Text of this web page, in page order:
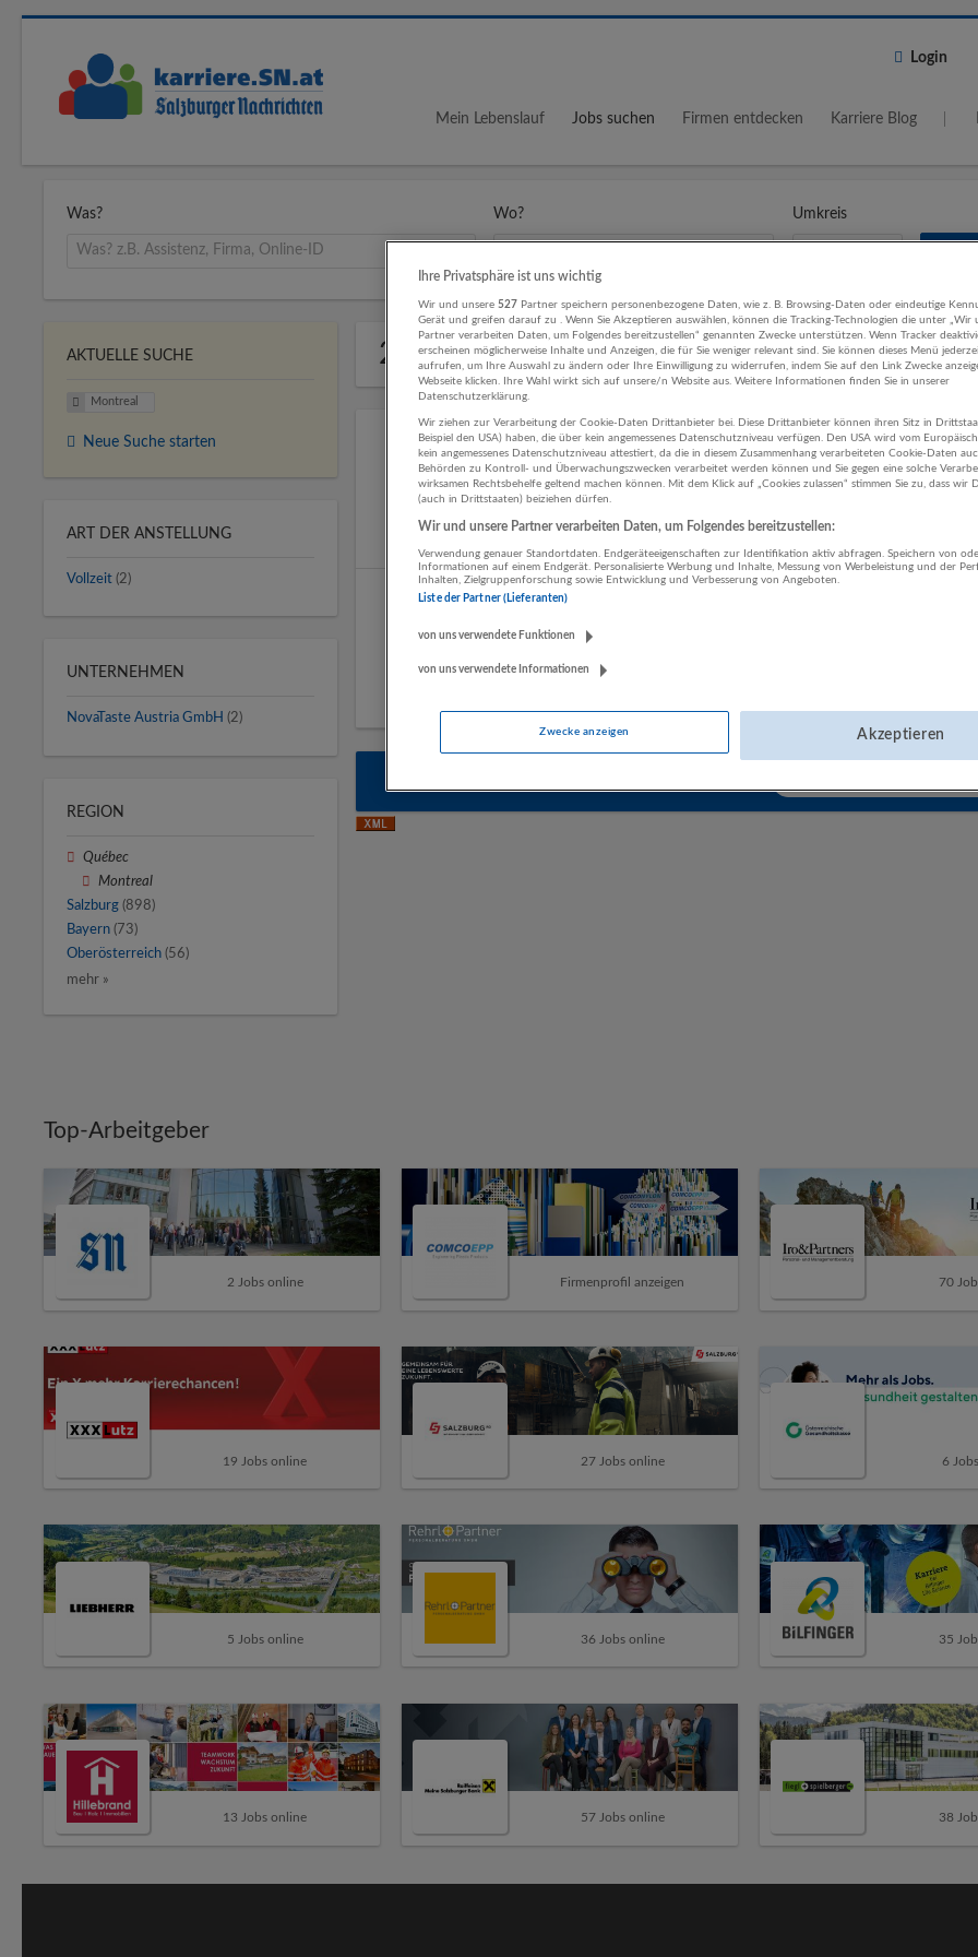
Login
Mein Lebenslauf Jobs suchen Firmen entdecken Karriere Blog
Was? Wo? Umkreis
2 Jobs in Montreal
Coordonnateur(trice), Santé, sécurité et environnement
(Montreal, CA, H1P 3E1)
30.06.2026,NovaTaste Austria GmbH
Montreal, Québec, Kanada
(Montreal, CA, H1P 3E1)
30.06.2026, NovaTaste Austria GmbH
AKTUELLE SUCHE
Montreal
Neue Suche starten
ART DER ANSTELLUNG
Vollzeit (2)
UNTERNEHMEN
NovaTaste Austria GmbH (2)
REGION
Québec
Montreal
Salzburg (898)
Bayern (73)
Oberösterreich (56)
mehr »
Top-Arbeitgeber
2 Jobs online Firmenprofil anzeigen 70
19 Jobs online 27 Jobs online 6
5 Jobs online 36 Jobs online 35
13 Jobs online 57 Jobs online 38
Ihre Privatsphäre ist uns wichtig
Wir und unsere527 Partner speichern personenbezogene Daten, wie z. B. Browsing-Daten oder eindeutige
Gerät und greifen darauf zu . Wenn Sie Akzeptieren auswählen, können die Tracking-Technologien die unter „Wir
Partner verarbeiten Daten, um Folgendes bereitzustellen“ genannten Zwecke unterstützen. Wenn Tracker
erscheinen möglicherweise Inhalte und Anzeigen, die für Sie weniger relevant sind. Sie können dieses Menü
aufrufen, um Ihre Auswahl zu ändern oder Ihre Einwilligung zu widerrufen, indem Sie auf den Link Zwecke
Webseite klicken. Ihre Wahl wirkt sich auf unsere/n Website aus. Weitere Informationen finden Sie in unserer
Datenschutzerklärung.
Wir ziehen zur Verarbeitung der Cookie-Daten Drittanbieter bei. Diese Drittanbieter können ihren Sitz in
Beispiel den USA) haben, die über kein angemessenes Datenschutzniveau verfügen. Den USA wird vom
kein angemessenes Datenschutzniveau attestiert, da die in diesem Zusammenhang verarbeiteten Cookie-Daten
Behörden zu Kontroll- und Überwachungszwecken verarbeitet werden können und Sie gegen eine solche
wirksamen Rechtsbehelfe geltend machen können. Mit dem Klick auf „Cookies zulassen“ stimmen Sie zu, dass wir
(auch in Drittstaaten) beiziehen dürfen.
Wir und unsere Partner verarbeiten Daten, um Folgendes bereitzustellen:
Verwendung genauer Standortdaten. Endgeräteeigenschaften zur Identifikation aktiv abfragen. Speichern von
Informationen auf einem Endgerät. Personalisierte Werbung und Inhalte, Messung von Werbeleistung und der
Inhalten, Zielgruppenforschung sowie Entwicklung und Verbesserung von Angeboten.
Liste der Partner (Lieferanten)
von uns verwendete Funktionen
von uns verwendete Informationen
Zwecke anzeigen Akzeptieren